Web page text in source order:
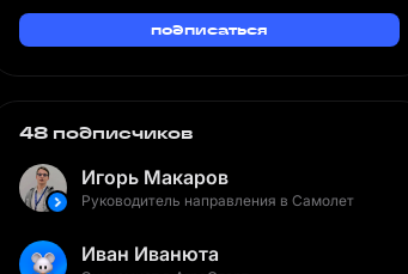
подписаться
48 подписчиков
Игорь Макаров
Руководитель направления в Самолет
Иван Иванюта